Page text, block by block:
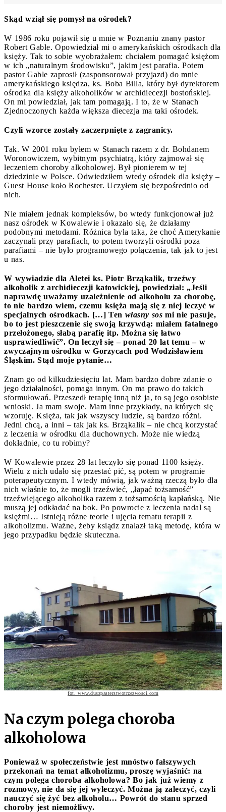
Skąd wziął się pomysł na ośrodek?
W 1986 roku pojawił się u mnie w Poznaniu znany pastor
Robert Gable. Opowiedział mi o amerykańskich ośrodkach dla
księży. Tak to sobie wyobrażałem: chciałem pomagać księżom
w ich „naturalnym środowisku”, jakim jest parafia. Potem
pastor Gable zaprosił (zasponsorował przyjazd) do mnie
amerykańskiego księdza, ks. Boba Billa, który był dyrektorem
ośrodka dla księży alkoholików w archidiecezji bostońskiej.
On mi powiedział, jak tam pomagają. I to, że w Stanach
Zjednoczonych każda większa diecezja ma taki ośrodek.
Czyli wzorce zostały zaczerpnięte z zagranicy.
Tak. W 2001 roku byłem w Stanach razem z dr. Bohdanem
Woronowiczem, wybitnym psychiatrą, który zajmował się
leczeniem choroby alkoholowej. Był pionierem w tej
dziedzinie w Polsce. Odwiedziłem wtedy ośrodek dla księży –
Guest House koło Rochester. Uczyłem się bezpośrednio od
nich.
Nie miałem jednak kompleksów, bo wtedy funkcjonował już
nasz ośrodek w Kowalewie i okazało się, że działamy
podobnymi metodami. Różnica była taka, że choć Amerykanie
zaczynali przy parafiach, to potem tworzyli ośrodki poza
parafiami – nie było programowego połączenia, tak jak to jest
u nas.
W wywiadzie dla Aletei ks. Piotr Brząkalik, trzeźwy
alkoholik z archidiecezji katowickiej, powiedział: „Jeśli
naprawdę uważamy uzależnienie od alkoholu za chorobę,
to nie bardzo wiem, czemu księża mają się z niej leczyć w
specjalnych ośrodkach. […] Ten własny sos mi nie pasuje,
bo to jest pieszczenie się swoją krzywdą: miałem fatalnego
przełożonego, słabą parafię itp. Można się łatwo
usprawiedliwić”. On leczył się – ponad 20 lat temu – w
zwyczajnym ośrodku w Gorzycach pod Wodzisławiem
Śląskim. Stąd moje pytanie…
Znam go od kilkudziesięciu lat. Mam bardzo dobre zdanie o
jego działalności, pomaga innym. On ma prawo do takich
sformułowań. Przeszedł terapię inną niż ja, to są jego osobiste
wnioski. Ja mam swoje. Mam inne przykłady, na których się
wzoruję. Księża, tak jak wszyscy ludzie, są bardzo różni.
Jedni chcą, a inni – tak jak ks. Brząkalik – nie chcą korzystać
z leczenia w ośrodku dla duchownych. Może nie wiedzą
dokładnie, co tu robimy?
W Kowalewie przez 28 lat leczyło się ponad 1100 księży.
Wielu z nich udało się przestać pić, są potem w programie
poterapeutycznym. I wtedy mówią, jak ważną rzeczą było dla
nich właśnie to, że mogli trzeźwieć, „łapać tożsamość”
trzeźwiejącego alkoholika razem z tożsamością kapłańską. Nie
muszą jej odkładać na bok. Po powrocie z leczenia nadal są
księżmi… Istnieją różne teorie i ujęcia tematu terapii z
alkoholizmu. Ważne, żeby ksiądz znalazł taką metodę, która w
jego przypadku będzie skuteczna.
fot. www.duszpasterstwotrzezwosci.com
Na czym polega choroba
alkoholowa
Ponieważ w społeczeństwie jest mnóstwo fałszywych
przekonań na temat alkoholizmu, proszę wyjaśnić: na
czym polega choroba alkoholowa? Bo jak już wiemy z
rozmowy, nie da się jej wyleczyć. Można ją zaleczyć, czyli
nauczyć się żyć bez alkoholu… Powrót do stanu sprzed
choroby jest niemożliwy.